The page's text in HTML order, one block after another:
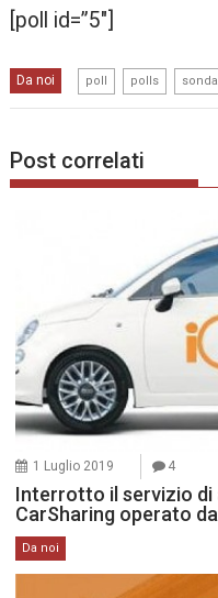
[poll id=”5″]
Da noi poll polls
Post correlati
1 Luglio 2019 4
Interrotto il servizio di
CarSharing operato
Da noi